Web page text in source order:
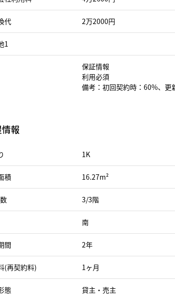
代 2万2000円
1
保証情報
利用必須
備考：初回契約時：60%、
報
1K
積 16.27m²
3/3階
南
間 2年
(再契約料) 1ヶ月
態 貸主・売主